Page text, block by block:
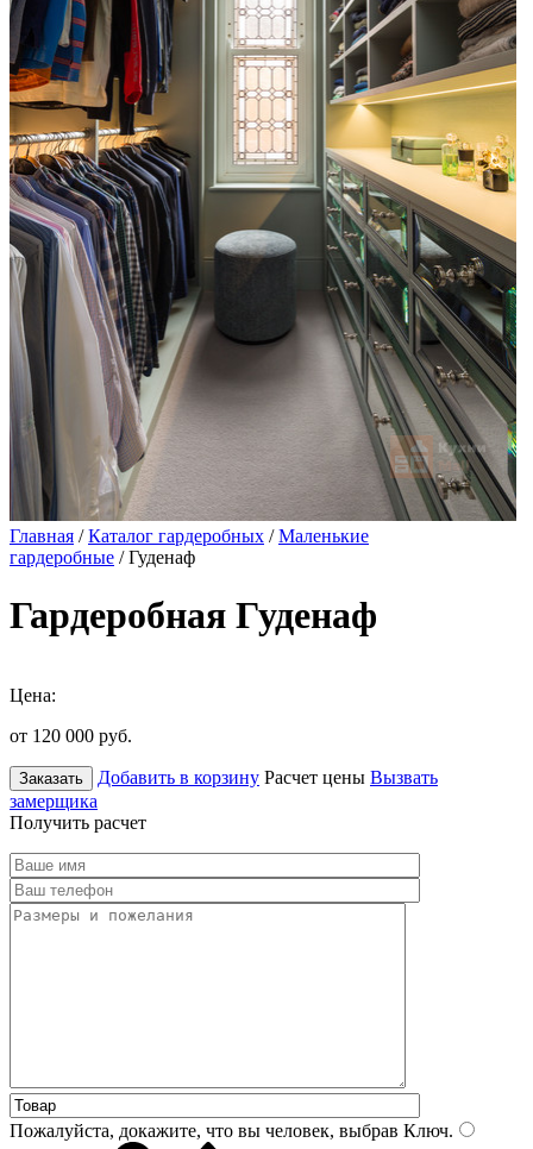
Главная /Каталог гардеробных /Маленькие
гардеробные / Гуденаф
Гардеробная Гуденаф
Цена:
от 120 000 руб.
Заказать Добавить в корзину Расчет цены Вызвать
замерщика
Получить расчет
Пожалуйста, докажите, что вы человек, выбрав Ключ.